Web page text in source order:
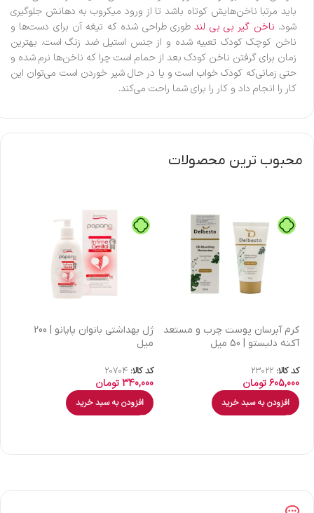
باید مرتبا ناخن‌هایش کوتاه باشد تا از ورود میکروب به دهانش جلوگیری
شود. ناخن گیر بی بی لندطوری طراحی شده که تیغه آن برای دست‌ها و
ناخن کوچک کودک تعبیه شده و از جنس استیل ضد زنگ است. بهترین
زمان برای گرفتن ناخن کودک بعد از حمام است چرا که ناخن‌ها نرم شده و
حتی زمانی‌که کودک خواب است و یا در حال شیر خوردن است می‌توان این
کار را انجام داد و کار را برای شما راحت می‌کند.
محبوب ترین محصولات
كرم آبرسان پوست چرب و مستعد
آکنه دلبستو | 50 میل
کد کالا: 23022
605,000تومان
افزودن به سبد خرید
ژل بهداشتی بانوان پاپانو | 200
میل
کد کالا: 20704
340,000تومان
افزودن به سبد خرید